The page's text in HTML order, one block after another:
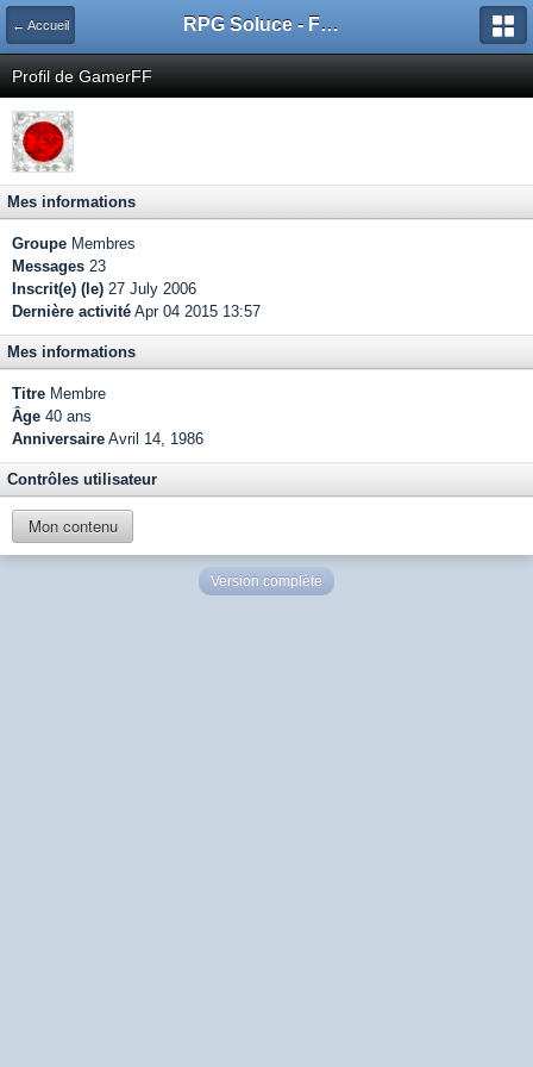
← Accueil RPG Soluce - Forum
Profil de GamerFF
Mes informations
Groupe Membres
Messages 23
Inscrit(e) (le) 27 July 2006
Dernière activité Apr 04 2015 13:57
Mes informations
Titre Membre
Âge 40 ans
Anniversaire Avril 14, 1986
Contrôles utilisateur
Mon contenu
Version complète